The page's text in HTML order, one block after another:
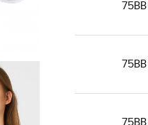
75BB
75BB
75BB